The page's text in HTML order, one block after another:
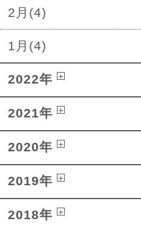
2月(4)
1月(4)
2022年
2021年
2020年
2019年
2018年